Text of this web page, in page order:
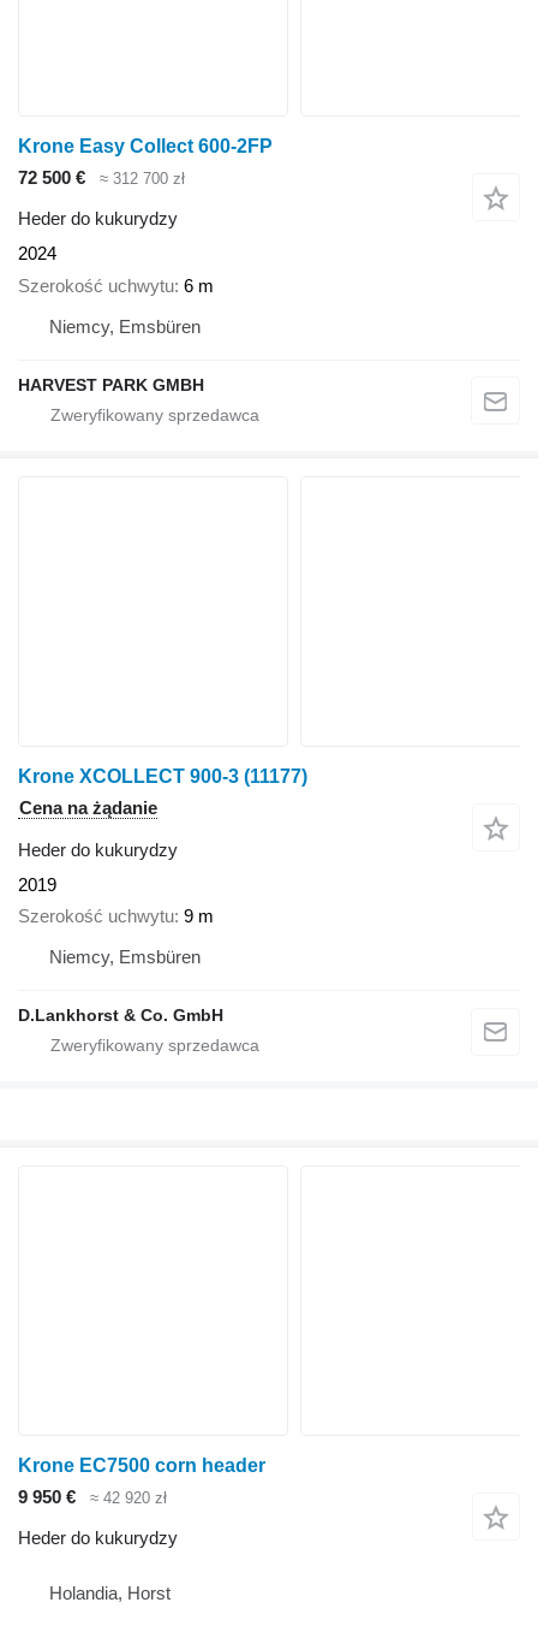
Krone Easy Collect 600-2FP
72 500 €
≈ 312 700 zł
Heder do kukurydzy
2024
Szerokość uchwytu 6 m
Niemcy, Emsbüren
HARVEST PARK GMBH
Krone XCOLLECT 900-3 (11177)
Cena na żądanie
Heder do kukurydzy
2019
Szerokość uchwytu 9 m
Niemcy, Emsbüren
D.Lankhorst & Co. GmbH
Krone EC7500 corn header
9 950 €
≈ 42 920 zł
Heder do kukurydzy
Holandia, Horst